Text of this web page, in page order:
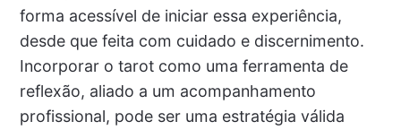
forma acessível de iniciar essa experiência,
desde que feita com cuidado e discernimento.
Incorporar o tarot como uma ferramenta de
reflexão, aliado a um acompanhamento
profissional, pode ser uma estratégia válida